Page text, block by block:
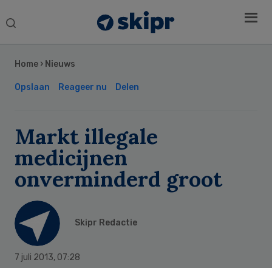
Search
Home › Nieuws
Opslaan Reageer nu Delen
Markt illegale
medicijnen
onverminderd groot
Skipr Redactie
7 juli 2013, 07:28
Sidebar